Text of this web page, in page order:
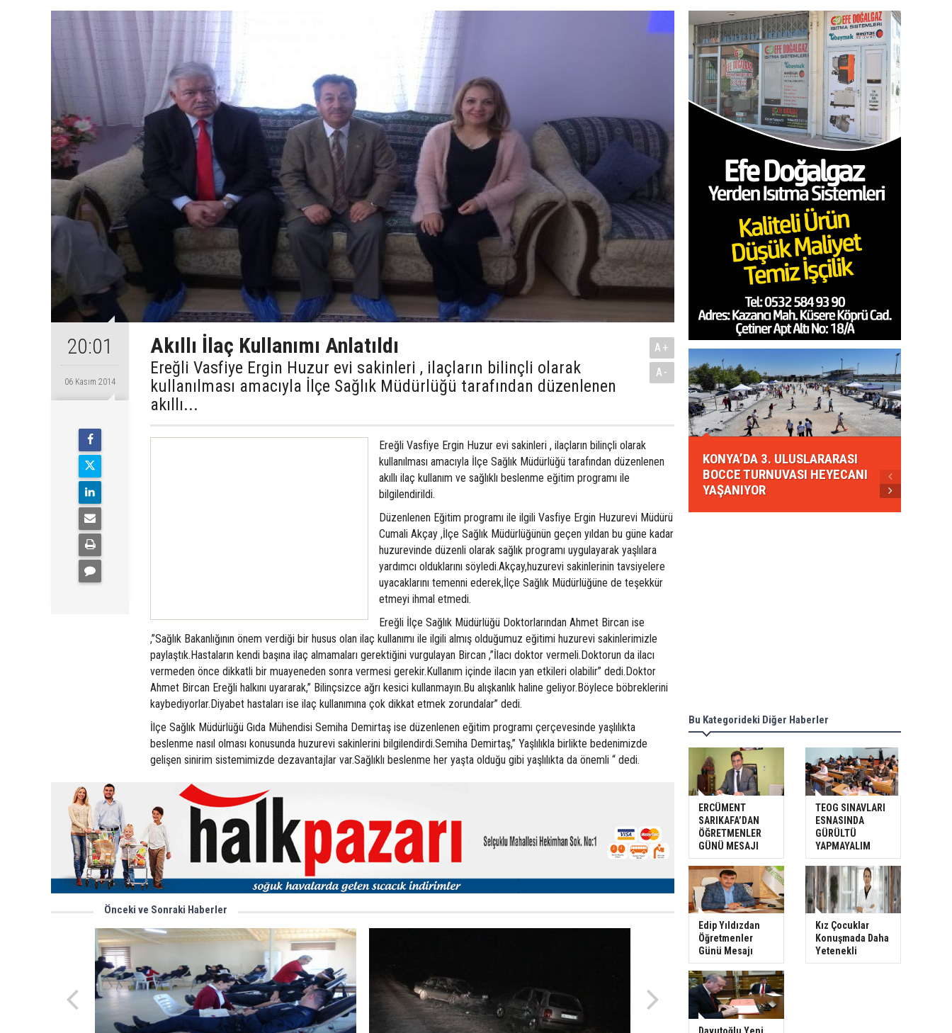
20:01
06 Kasım 2014
Akıllı İlaç Kullanımı Anlatıldı
Ereğli Vasfiye Ergin Huzur evi sakinleri , ilaçların bilinçli olarak
kullanılması amacıyla İlçe Sağlık Müdürlüğü tarafından düzenlenen
akıllı...
A+
A-
Ereğli Vasfiye Ergin Huzur evi sakinleri , ilaçların bilinçli olarak
kullanılması amacıyla İlçe Sağlık Müdürlüğü tarafından düzenlenen
akıllı ilaç kullanım ve sağlıklı beslenme eğitim programı ile
bilgilendirildi.
Düzenlenen Eğitim programı ile ilgili Vasfiye Ergin Huzurevi Müdürü
Cumali Akçay ,İlçe Sağlık Müdürlüğünün geçen yıldan bu güne kadar
huzurevinde düzenli olarak sağlık programı uygulayarak yaşlılara
yardımcı olduklarını söyledi.Akçay,huzurevi sakinlerinin tavsiyelere
uyacaklarını temenni ederek,İlçe Sağlık Müdürlüğüne de teşekkür
etmeyi ihmal etmedi.
Ereğli İlçe Sağlık Müdürlüğü Doktorlarından Ahmet Bircan ise
,”Sağlık Bakanlığının önem verdiği bir husus olan ilaç kullanımı ile ilgili almış olduğumuz eğitimi huzurevi sakinlerimizle
paylaştık.Hastaların kendi başına ilaç almamaları gerektiğini vurgulayan Bircan ,”İlacı doktor vermeli.Doktorun da ilacı
vermeden önce dikkatli bir muayeneden sonra vermesi gerekir.Kullanım içinde ilacın yan etkileri olabilir” dedi.Doktor
Ahmet Bircan Ereğli halkını uyararak,” Bilinçsizce ağrı kesici kullanmayın.Bu alışkanlık haline geliyor.Böylece böbreklerini
kaybediyorlar.Diyabet hastaları ise ilaç kullanımına çok dikkat etmek zorundalar” dedi.
İlçe Sağlık Müdürlüğü Gıda Mühendisi Semiha Demirtaş ise düzenlenen eğitim programı çerçevesinde yaşlılıkta
beslenme nasıl olması konusunda huzurevi sakinlerini bilgilendirdi.Semiha Demirtaş,” Yaşlılıkla birlikte bedenimizde
gelişen sinirim sistemimizde dezavantajlar var.Sağlıklı beslenme her yaşta olduğu gibi yaşlılıkta da önemli “ dedi.
Önceki ve Sonraki Haberler
KONYA’DA 3. ULUSLARARASI
BOCCE TURNUVASI HEYECANI
YAŞANIYOR
Bu Kategorideki Diğer Haberler
ERCÜMENT
SARIKAFA’DAN
ÖĞRETMENLER
GÜNÜ MESAJI
TEOG SINAVLARI
ESNASINDA
GÜRÜLTÜ
YAPMAYALIM
Edip Yıldızdan
Öğretmenler
Günü Mesajı
Kız Çocuklar
Konuşmada Daha
Yetenekli
Davutoğlu Yeni